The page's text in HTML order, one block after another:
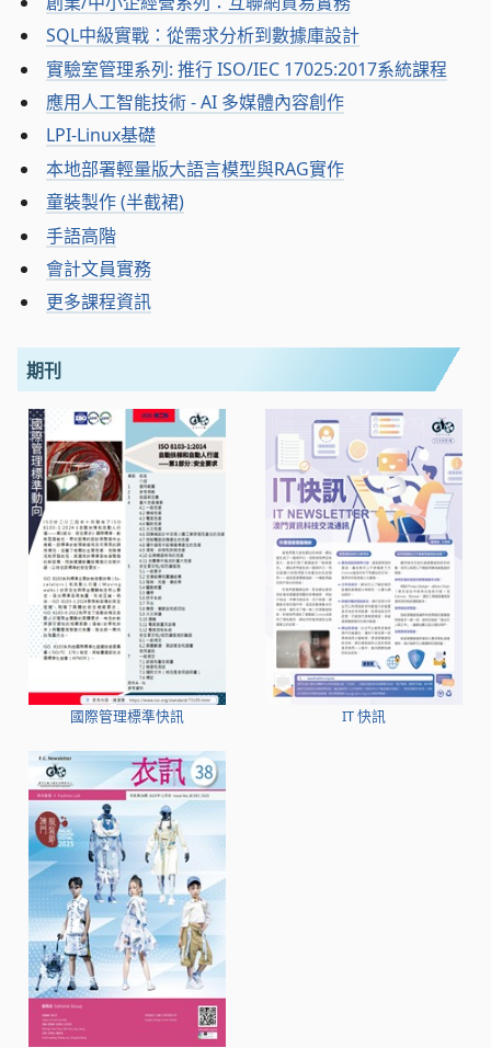
SQL中級實戰：從需求分析到數據庫設計
實驗室管理系列: 推行 ISO/IEC 17025:2017系統課程
應用人工智能技術 - AI 多媒體內容創作
LPI-Linux基礎
本地部署輕量版大語言模型與RAG實作
童裝製作 (半截裙)
手語高階
會計文員實務
更多課程資訊
期刊
國際管理標準快訊 IT 快訊